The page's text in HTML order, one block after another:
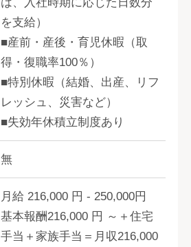
を支給）
■産前・産後・育児休暇（取
得・復職率100％）
■特別休暇（結婚、出産、リフ
レッシュ、災害など）
■失効年休積立制度あり
無
月給 216,000 円 - 250,000円
基本報酬216,000 円 ～＋住宅
手当＋家族手当＝月収216,000